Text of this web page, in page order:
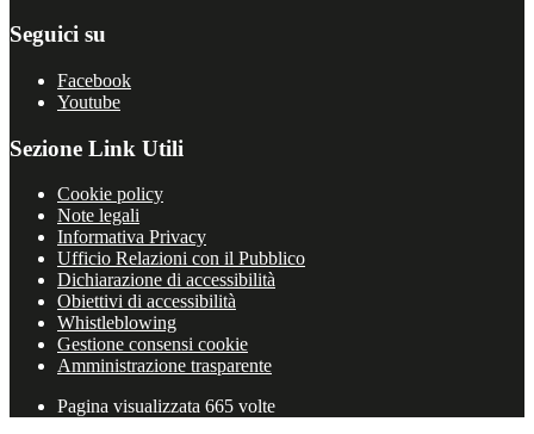
Seguici su
Facebook
Youtube
Sezione Link Utili
Cookie policy
Note legali
Informativa Privacy
Ufficio Relazioni con il Pubblico
Dichiarazione di accessibilità
Obiettivi di accessibilità
Whistleblowing
Gestione consensi cookie
Amministrazione trasparente
Pagina visualizzata 665 volte